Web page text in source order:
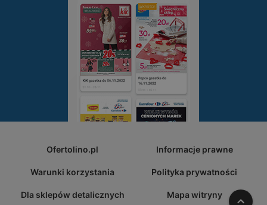
Ofertolino.pl Informacje prawne
Warunki korzystania Polityka prywatności
Dla sklepów detalicznych Mapa witryny W